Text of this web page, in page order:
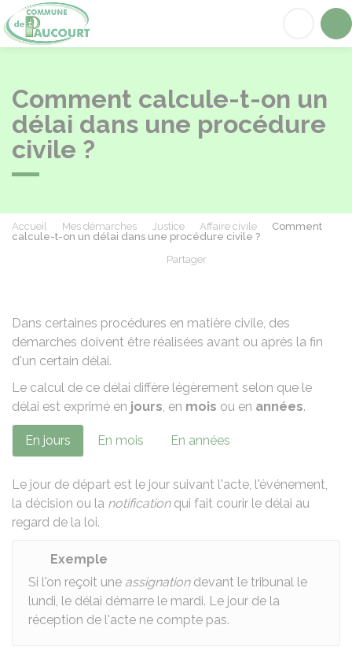
Comment calcule-t-on un
délai dans une procédure
civile ?
Accueil Mes démarches Justice Affaire civile
Comment
calcule-t-on un délai dans une procédure civile ?
Partager
Dans certaines procédures en matière civile, des
démarches doivent être réalisées avant ou après la fin
d'un certain délai.
Le calcul de ce délai diffère légèrement selon que le
délai est exprimé en jours, en mois ou en années.
En jours En mois En années
Le jour de départ est le jour suivant l'acte, l'événement,
la décision ou la notificationqui fait courir le délai au
regard de la loi.
Exemple
Si l'on reçoit une assignationdevant le tribunal le
lundi, le délai démarre le mardi. Le jour de la
réception de l'acte ne compte pas.